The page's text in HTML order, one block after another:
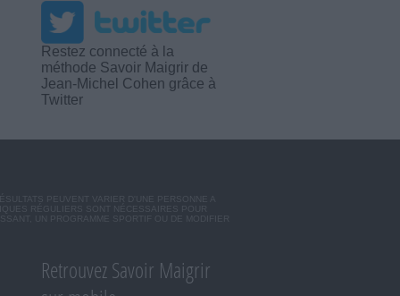
Restez connecté à la
méthode Savoir Maigrir de
Jean-Michel Cohen grâce à
Twitter
PEUVENT VARIER D'UNE PERSONNE A
RÉGULIERS SONT NÉCESSAIRES POUR
UN PROGRAMME SPORTIF OU DE MODIFIER
Retrouvez Savoir Maigrir